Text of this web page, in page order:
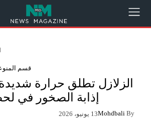
قسم
الزلازل تطلق حرارة
إذابة الصخور في
By
Mohdbali13 يونيو، 2026